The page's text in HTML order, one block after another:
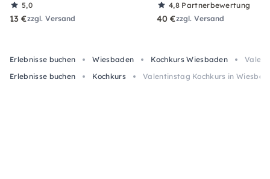
5,0
13 €zzgl. Versand
4,8 Partnerbewertung
40 €zzgl. Versand
Erlebnisse buchen Wiesbaden Kochkurs Wiesbaden
Erlebnisse buchen
Kochkurs Valentinstag Kochkurs in